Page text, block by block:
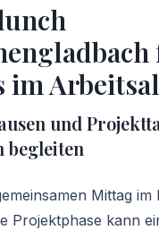
im
und
begleiten
Mittag
Projektphase kann